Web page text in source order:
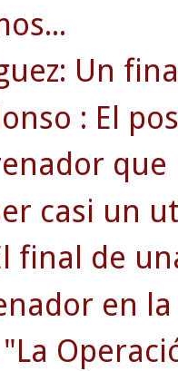
Un
: El
casi un
final de
en